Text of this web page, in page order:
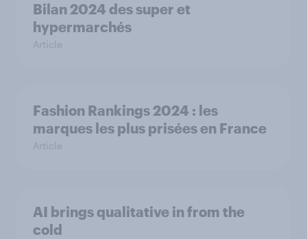
Bilan 2024 des super et
hypermarchés
Article
Fashion Rankings 2024 : les
marques les plus prisées en France
Article
AI brings qualitative in from the
cold